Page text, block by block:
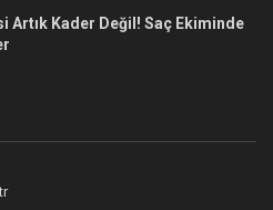
Artık Kader Değil! Saç Ekiminde